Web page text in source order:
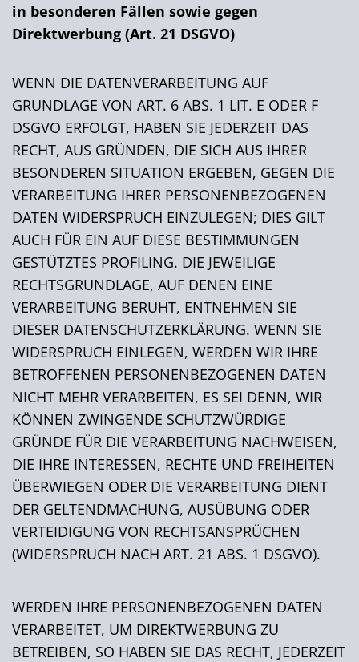
in besonderen Fällen sowie gegen
Direktwerbung (Art. 21 DSGVO)
WENN DIE DATENVERARBEITUNG AUF
GRUNDLAGE VON ART. 6 ABS. 1 LIT. E ODER F
DSGVO ERFOLGT, HABEN SIE JEDERZEIT DAS
RECHT, AUS GRÜNDEN, DIE SICH AUS IHRER
BESONDEREN SITUATION ERGEBEN, GEGEN DIE
VERARBEITUNG IHRER PERSONENBEZOGENEN
DATEN WIDERSPRUCH EINZULEGEN; DIES GILT
AUCH FÜR EIN AUF DIESE BESTIMMUNGEN
GESTÜTZTES PROFILING. DIE JEWEILIGE
RECHTSGRUNDLAGE, AUF DENEN EINE
VERARBEITUNG BERUHT, ENTNEHMEN SIE
DIESER DATENSCHUTZERKLÄRUNG. WENN SIE
WIDERSPRUCH EINLEGEN, WERDEN WIR IHRE
BETROFFENEN PERSONENBEZOGENEN DATEN
NICHT MEHR VERARBEITEN, ES SEI DENN, WIR
KÖNNEN ZWINGENDE SCHUTZWÜRDIGE
GRÜNDE FÜR DIE VERARBEITUNG NACHWEISEN,
DIE IHRE INTERESSEN, RECHTE UND FREIHEITEN
ÜBERWIEGEN ODER DIE VERARBEITUNG DIENT
DER GELTENDMACHUNG, AUSÜBUNG ODER
VERTEIDIGUNG VON RECHTSANSPRÜCHEN
(WIDERSPRUCH NACH ART. 21 ABS. 1 DSGVO).
WERDEN IHRE PERSONENBEZOGENEN DATEN
VERARBEITET, UM DIREKTWERBUNG ZU
BETREIBEN, SO HABEN SIE DAS RECHT, JEDERZEIT